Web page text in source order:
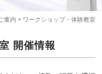
案内 > ワークショップ・体験教室
開催情報